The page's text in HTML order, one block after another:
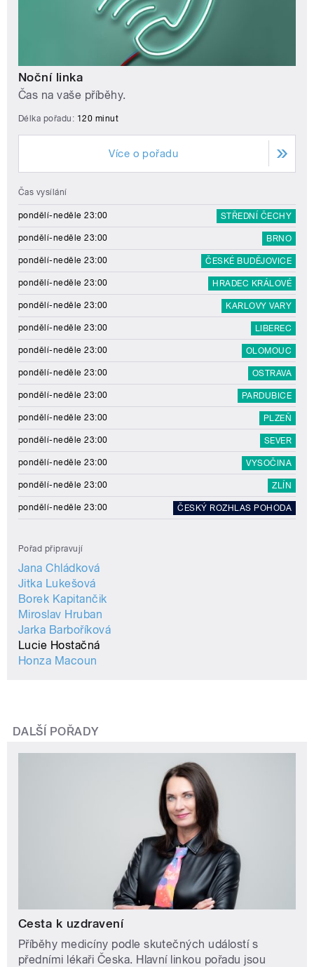
Noční linka
Čas na vaše příběhy.
Délka pořadu: 120 minut
Více o pořadu
Čas vysílání
pondělí-neděle 23:00 STŘEDNÍ ČECHY
pondělí-neděle 23:00 BRNO
pondělí-neděle 23:00 ČESKÉ BUDĚJOVICE
pondělí-neděle 23:00 HRADEC KRÁLOVÉ
pondělí-neděle 23:00 KARLOVY VARY
pondělí-neděle 23:00 LIBEREC
pondělí-neděle 23:00 OLOMOUC
pondělí-neděle 23:00 OSTRAVA
pondělí-neděle 23:00 PARDUBICE
pondělí-neděle 23:00 PLZEŇ
pondělí-neděle 23:00 SEVER
pondělí-neděle 23:00 VYSOČINA
pondělí-neděle 23:00 ZLÍN
pondělí-neděle 23:00 ČESKÝ ROZHLAS POHODA
Pořad připravují
Jana Chládková
Jitka Lukešová
Borek Kapitančik
Miroslav Hruban
Jarka Barboříková
Lucie Hostačná
Honza Macoun
DALŠÍ POŘADY
Cesta k uzdravení
Příběhy medicíny podle skutečných událostí s
předními lékaři Česka. Hlavní linkou pořadu jsou